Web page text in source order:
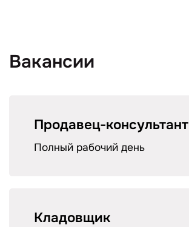
Вакансии
Продавец-консультант
Полный рабочий день
Кладовщик